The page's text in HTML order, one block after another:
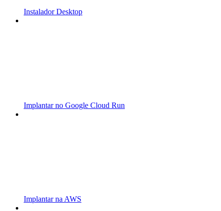
Instalador Desktop
Implantar no Google Cloud Run
Implantar na AWS